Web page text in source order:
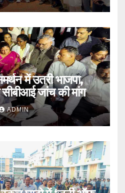
में उतरी भाजपा,
जांच की मांग
ADMIN